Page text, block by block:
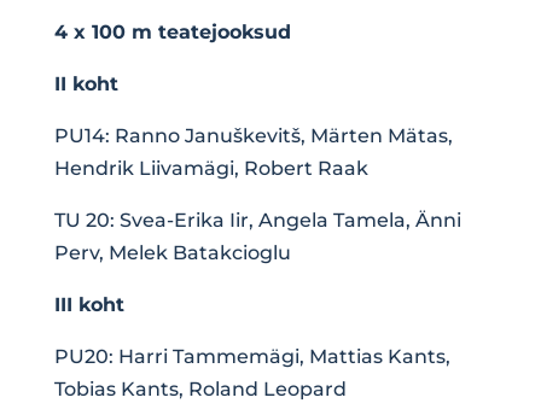
4 x 100 m teatejooksud
II koht
PU14: Ranno Januškevitš, Märten Mätas,
Hendrik Liivamägi, Robert Raak
TU 20: Svea-Erika Iir, Angela Tamela, Änni
Perv, Melek Batakcioglu
III koht
PU20: Harri Tammemägi, Mattias Kants,
Tobias Kants, Roland Leopard